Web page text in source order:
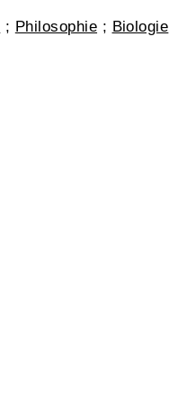
; Philosophie ; Biologie